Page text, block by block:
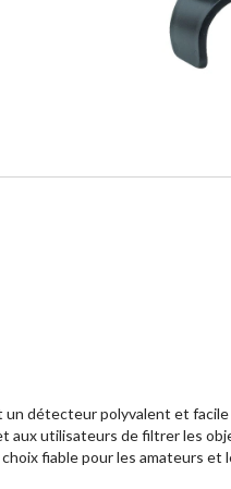
détecteur polyvalent et
utilisateurs de filtrer les
fiable pour les amateurs et